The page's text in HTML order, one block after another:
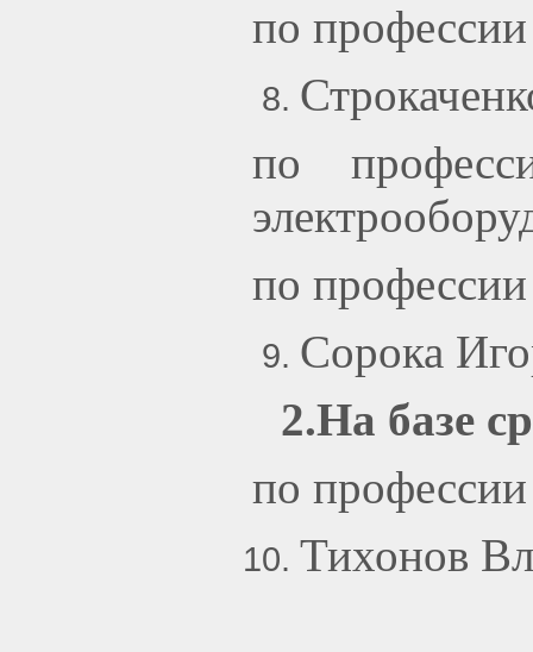
по
по
по
Сорока
2.На базе
по
Тихонов